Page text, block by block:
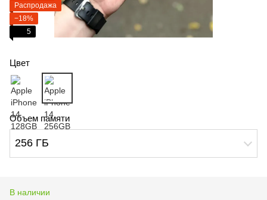
Распродажа
−18%
5
Цвет
Объем памяти
256 ГБ
В наличии